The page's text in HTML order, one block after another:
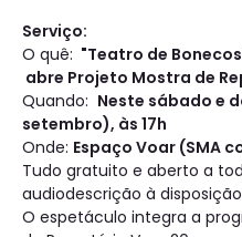
Serviço:
O quê: "Teatro de
abre Projeto Mostra de
Quando: Neste sábado e
setembro), às 17h
Onde: Espaço Voar (SMA
Tudo gratuito e aberto a
audiodescrição à
O espetáculo integra a